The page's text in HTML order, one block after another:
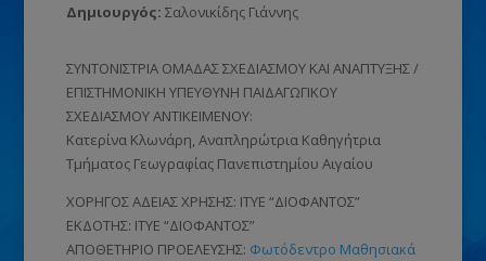
Δημιουργός: Σαλονικίδης Γιάννης
ΣΥΝΤΟΝΙΣΤΡΙΑ ΟΜΑΔΑΣ ΣΧΕΔΙΑΣΜΟΥ ΚΑΙ ΑΝΑΠΤΥΞΗΣ /
ΕΠΙΣΤΗΜΟΝΙΚΗ ΥΠΕΥΘΥΝΗ ΠΑΙΔΑΓΩΓΙΚΟΥ
ΣΧΕΔΙΑΣΜΟΥ ΑΝΤΙΚΕΙΜΕΝΟΥ:
Κατερίνα Κλωνάρη, Αναπληρώτρια Καθηγήτρια
Τμήματος Γεωγραφίας Πανεπιστημίου Αιγαίου
ΧΟΡΗΓΟΣ ΑΔΕΙΑΣ ΧΡΗΣΗΣ: ΙΤΥΕ “ΔΙΟΦΑΝΤΟΣ”
ΕΚΔΟΤΗΣ: ΙΤΥΕ “ΔΙΟΦΑΝΤΟΣ”
ΑΠΟΘΕΤΗΡΙΟ ΠΡΟΕΛΕΥΣΗΣ: Φωτόδεντρο Μαθησιακά